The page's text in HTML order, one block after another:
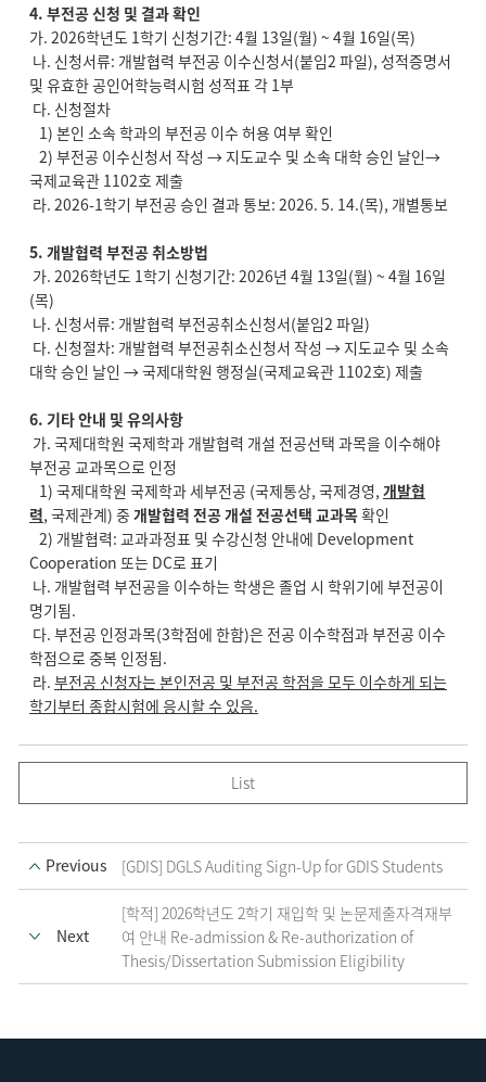
4. 부전공 신청 및 결과 확인
가. 2026학년도 1학기 신청기간: 4월 13일(월) ~ 4월 16일(목)
나. 신청서류: 개발협력 부전공 이수신청서(붙임2 파일), 성적증명서
및 유효한 공인어학능력시험 성적표 각 1부
다. 신청절차
1) 본인 소속 학과의 부전공 이수 허용 여부 확인
2) 부전공 이수신청서 작성 → 지도교수 및 소속 대학 승인 날인→
국제교육관 1102호 제출
라. 2026-1학기 부전공 승인 결과 통보: 2026. 5. 14.(목), 개별통보
5. 개발협력 부전공 취소방법
가. 2026학년도 1학기 신청기간: 2026년 4월 13일(월) ~ 4월 16일
(목)
나. 신청서류: 개발협력 부전공취소신청서(붙임2 파일)
다. 신청절차: 개발협력 부전공취소신청서 작성 → 지도교수 및 소속
대학 승인 날인 → 국제대학원 행정실(국제교육관 1102호) 제출
6. 기타 안내 및 유의사항
가. 국제대학원 국제학과 개발협력 개설 전공선택 과목을 이수해야
부전공 교과목으로 인정
1) 국제대학원 국제학과 세부전공 (국제통상, 국제경영, 개발협
력, 국제관계) 중 개발협력 전공 개설 전공선택 교과목확인
2) 개발협력: 교과과정표 및 수강신청 안내에 Development
Cooperation 또는 DC로 표기
나. 개발협력 부전공을 이수하는 학생은 졸업 시 학위기에 부전공이
명기됨.
다. 부전공 인정과목(3학점에 한함)은 전공 이수학점과 부전공 이수
학점으로 중복 인정됨.
라. 부전공 신청자는 본인전공 및 부전공 학점을 모두 이수하게 되는
학기부터 종합시험에 응시할 수 있음.
List
Previous [GDIS] DGLS Auditing Sign-Up for GDIS Students
Next
[학적] 2026학년도 2학기 재입학 및 논문제출자격재부
여 안내 Re-admission & Re-authorization of
Thesis/Dissertation Submission Eligibility